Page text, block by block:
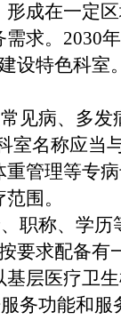
成在一定
求。2030
设特色科室。
见病、多
名称应当
管理等专
围。
职称、学
要求配备
层医疗卫
务功能和